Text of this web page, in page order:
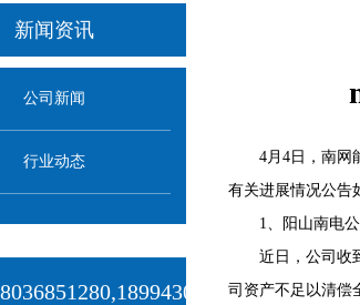
新闻资讯
公司新闻
行业动态
4月4日，南网
有关进展情况公告
1、阳山南电
近日，公司收
司资产不足以清偿